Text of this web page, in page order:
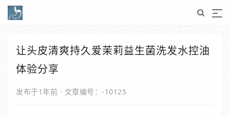
让头皮清爽持久爱茉莉益生菌洗发水控油
体验分享
发布于1年前 · 文章编号：-10125